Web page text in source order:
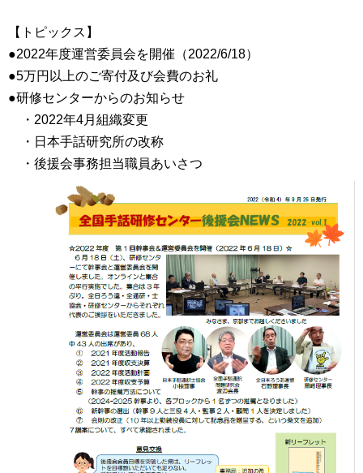
【トピックス】
●2022年度運営委員会を開催（2022/6/18）
●5万円以上のご寄付及び会費のお礼
●研修センターからのお知らせ
・2022年4月組織変更
・日本手話研究所の改称
・後援会事務担当職員あいさつ